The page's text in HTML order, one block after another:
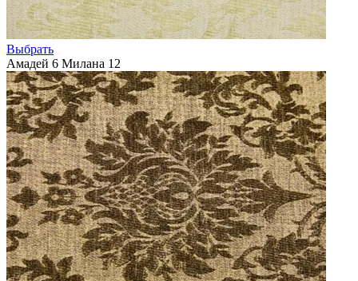
Выбрать
Амадей 6 Милана 12